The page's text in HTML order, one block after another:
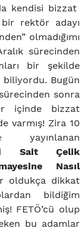
kendisi bizzat
bir rektör adayı
olmadığımı
sürecinden
bir şekilde
biliyordu. Bugün
sonra
içinde bizzat
varmış! Zira 10
yayınlanan
Sait Çelik
Nasıl
oldukça dikkat
bildiğim
FETÖ’cü olup
bu adamlar